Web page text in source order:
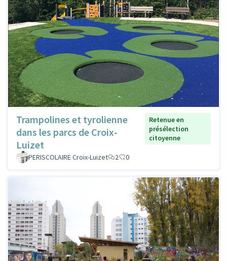
Trampolines et tyrolienne
dans les parcs de Croix-
Luizet
Retenue en
présélection
citoyenne
PERISCOLAIRE Croix-Luizet 2 0